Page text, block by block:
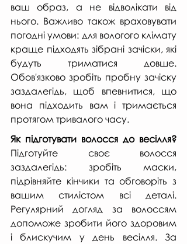
ваш образ, а не відволікати від
нього. Важливо також враховувати
погодні умови: для вологого клімату
краще підходять зібрані зачіски, які
будуть триматися довше.
Обов'язково зробіть пробну зачіску
заздалегідь, щоб впевнитися, що
вона підходить вам і тримається
протягом тривалого часу.
Як підготувати волосся до весілля?
Підготуйте своє волосся
заздалегідь: зробіть маски,
підрівняйте кінчики та обговоріть з
вашим стилістом всі деталі.
Регулярний догляд за волоссям
допоможе зробити його здоровим
і блискучим у день весілля. За